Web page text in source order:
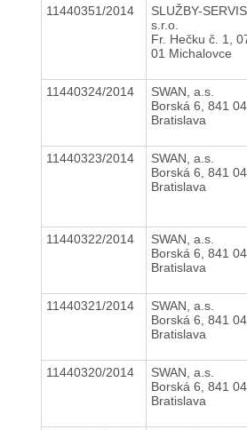
11440351/2014
SLUŽBY-
s.r.o.
Fr. Hečku č. 1,
01 Michalovce
11440324/2014
SWAN, a.s.
Borská 6, 841 04
Bratislava
11440323/2014
SWAN, a.s.
Borská 6, 841 04
Bratislava
11440322/2014
SWAN, a.s.
Borská 6, 841 04
Bratislava
11440321/2014
SWAN, a.s.
Borská 6, 841 04
Bratislava
11440320/2014
SWAN, a.s.
Borská 6, 841 04
Bratislava